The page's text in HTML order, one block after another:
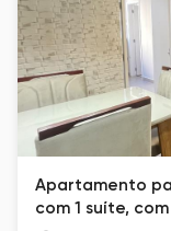
Apartamento
com 1 suíte,